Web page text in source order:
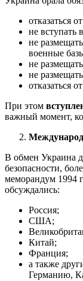
отказаться
не вступать
не
военные
не
не
отказаться
При этом
важный момент,
В обмен Украина
безопасности,
меморандум 1994
обсуждались:
Россия;
США;
Китай;
Франция;
а также
Германию,